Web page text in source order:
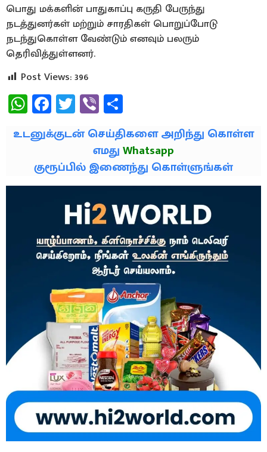
பொது மக்களின் பாதுகாப்பு கருதி பேருந்து
நடத்துனர்கள் மற்றும் சாரதிகள் பொறுப்போடு
நடந்துகொள்ள வேண்டும் எனவும் பலரும்
தெரிவித்துள்ளனர்.
Post Views:396
WhatsApp
Facebook
Twitter
Viber
உடனுக்குடன் செய்திகளை அறிந்து கொள்ள
எமதுWhatsapp
குரூப்பில் இணைந்து கொள்ளுங்கள்